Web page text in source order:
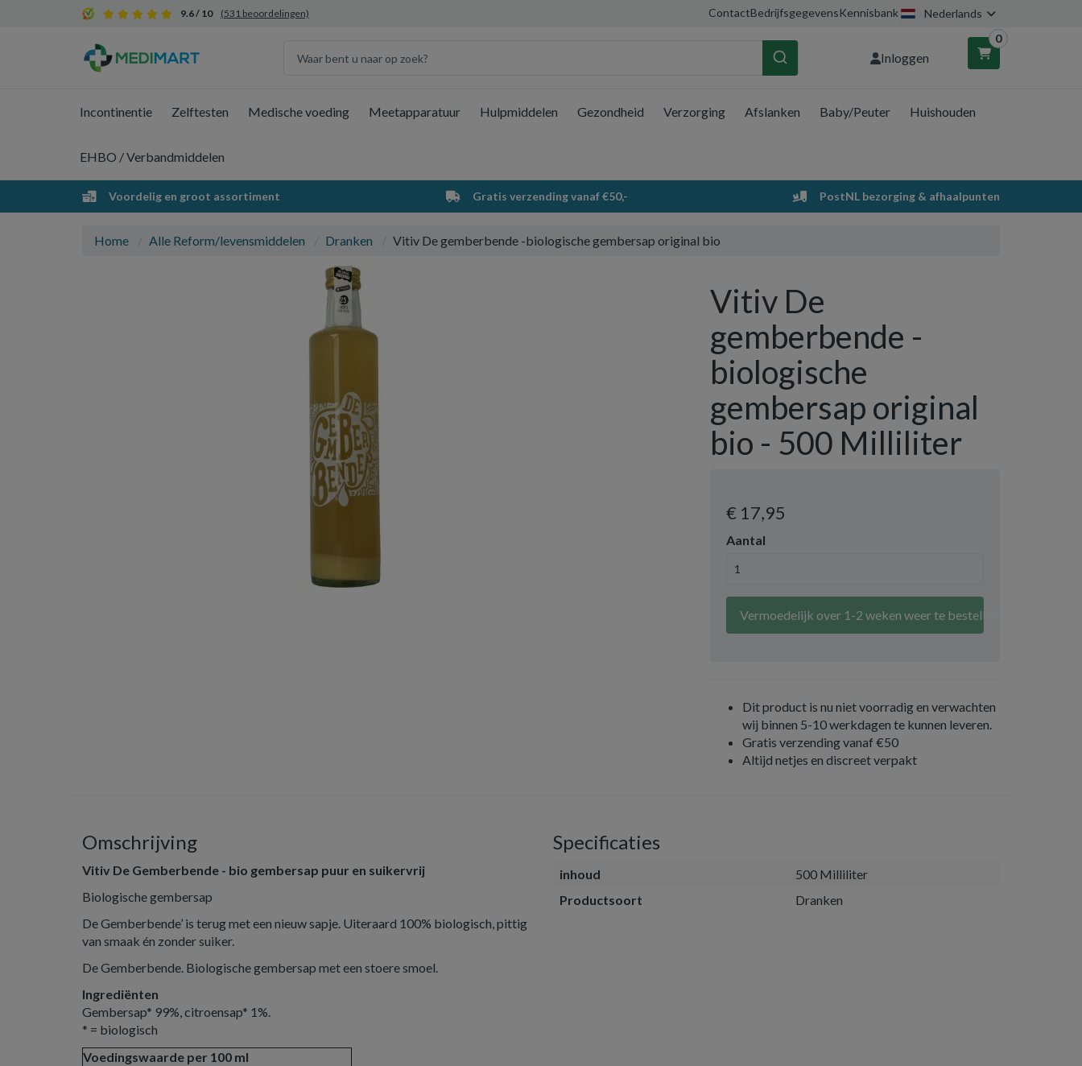
9.6 / 10 (531 beoordelingen) ContactBedrijfsgegevensKennisbank Nederlands
Inloggen
0
Winkelwagen
Uw winkelwagen is leeg.
Vul hem met producten.
Incontinentie Zelftesten Medische voeding Meetapparatuur Hulpmiddelen Gezondheid Verzorging Afslanken Baby/Peuter Huishouden
EHBO / Verbandmiddelen
Voordelig en groot assortiment Gratis verzending vanaf €50,- PostNL bezorging & afhaalpunten
Home Alle Reform/levensmiddelen Dranken Vitiv De gemberbende -biologische gembersap original bio
Vitiv De
gemberbende -
biologische
gembersap original
bio - 500 Milliliter
€ 17,95
Aantal
Vermoedelijk over 1-2 weken weer te bestellen
Dit product is nu niet voorradig en verwachten
wij binnen 5-10 werkdagen te kunnen leveren.
Gratis verzending vanaf €50
Altijd netjes en discreet verpakt
Omschrijving
Vitiv De Gemberbende - bio gembersap puur en suikervrij
Biologische gembersap
De Gemberbende’ is terug met een nieuw sapje. Uiteraard 100% biologisch, pittig
van smaak én zonder suiker.
De Gemberbende. Biologische gembersap met een stoere smoel.
Ingrediënten
Gembersap* 99%, citroensap* 1%.
* = biologisch
Voedingswaarde per 100 ml
Specificaties
inhoud
500 Milliliter
Productsoort
Dranken